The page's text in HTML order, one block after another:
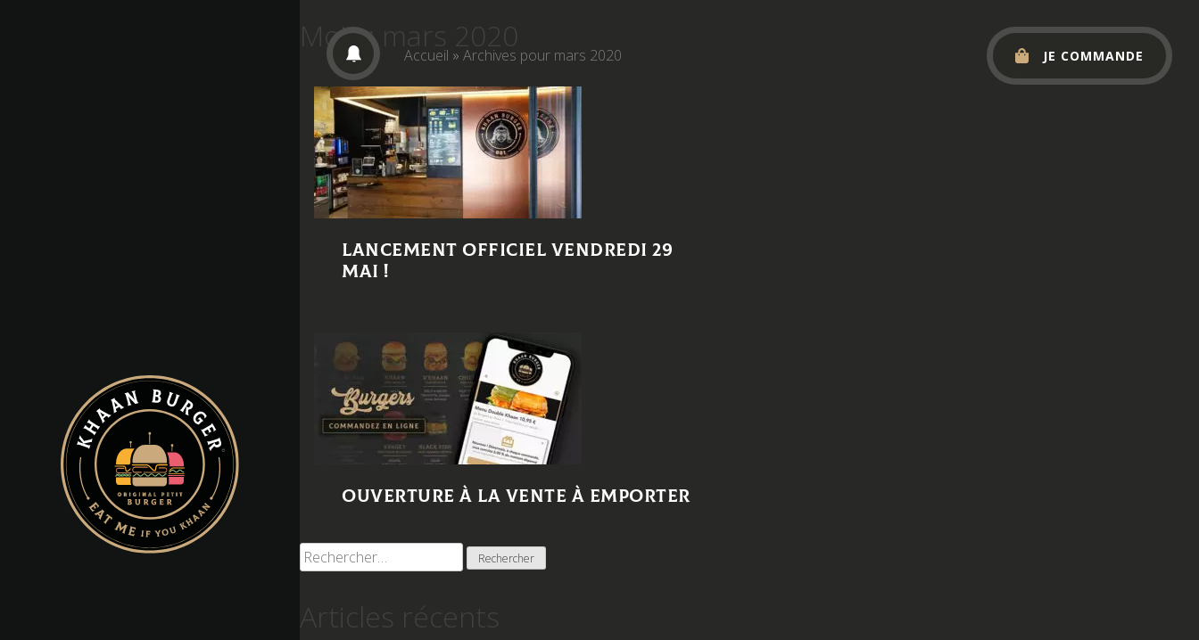
Accueil »Archives pour mars 2020 JE COMMANDE
Mois :mars 2020
Lancement officiel Vendredi 29
mai !
Ouverture à la vente à emporter
Rechercher :
Articles récents